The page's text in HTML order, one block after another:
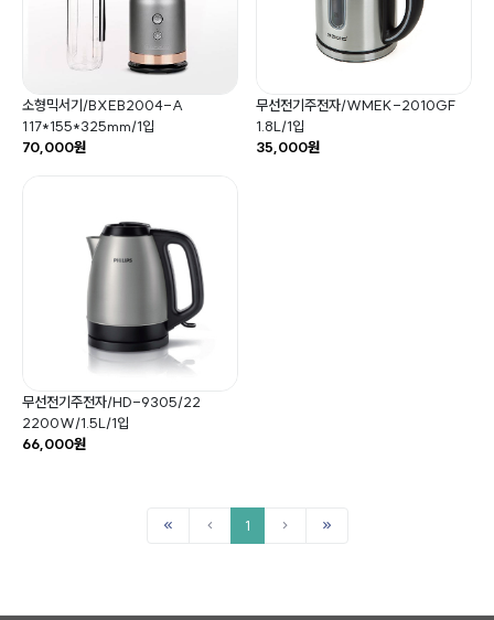
소형믹서기/BXEB2004-A
117*155*325mm/1입
70,000원
무선전기주전자/WMEK-2010GF
1.8L/1입
35,000원
무선전기주전자/HD-9305/22
2200W/1.5L/1입
66,000원
1